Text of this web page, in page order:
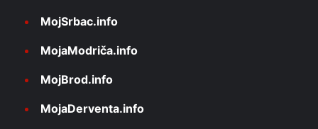
MojSrbac.info
MojaModriča.info
MojBrod.info
MojaDerventa.info